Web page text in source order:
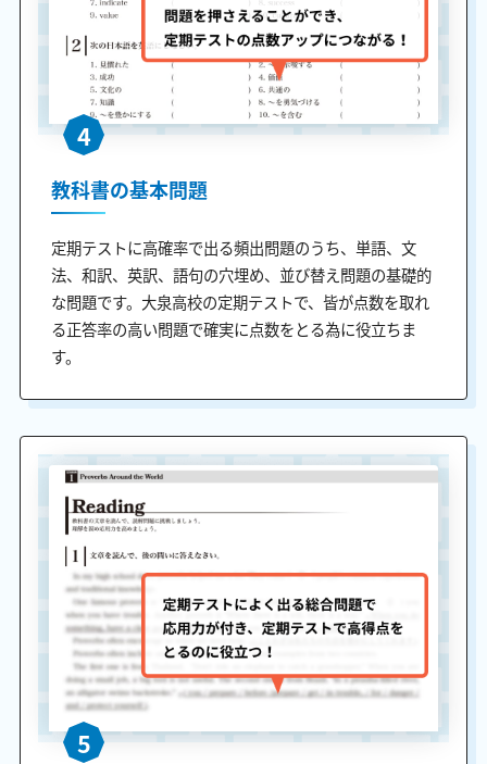
4
教科書の基本問題
定期テストに高確率で出る頻出問題のうち、単語、文
法、和訳、英訳、語句の穴埋め、並び替え問題の基礎的
な問題です。大泉高校の定期テストで、皆が点数を取れ
る正答率の高い問題で確実に点数をとる為に役立ちま
す。
5